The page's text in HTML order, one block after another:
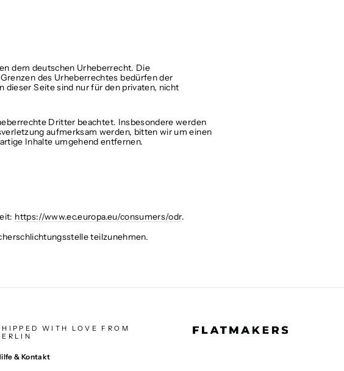
dem deutschen Urheberrecht. Die
des Urheberrechtes bedürfen der
Seite sind nur für den privaten, nicht
Dritter beachtet. Insbesondere werden
aufmerksam werden, bitten wir um einen
Inhalte umgehend entfernen.
https://www.ec.europa.eu/consumers/odr.
teilzunehmen.
WITH LOVE FROM
& Kontakt